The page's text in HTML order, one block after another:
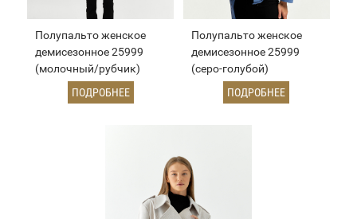
Полупальто женское
демисезонное 25999
(молочный/рубчик)
ПОДРОБНЕЕ
Полупальто женское
демисезонное 25999
(серо-голубой)
ПОДРОБНЕЕ